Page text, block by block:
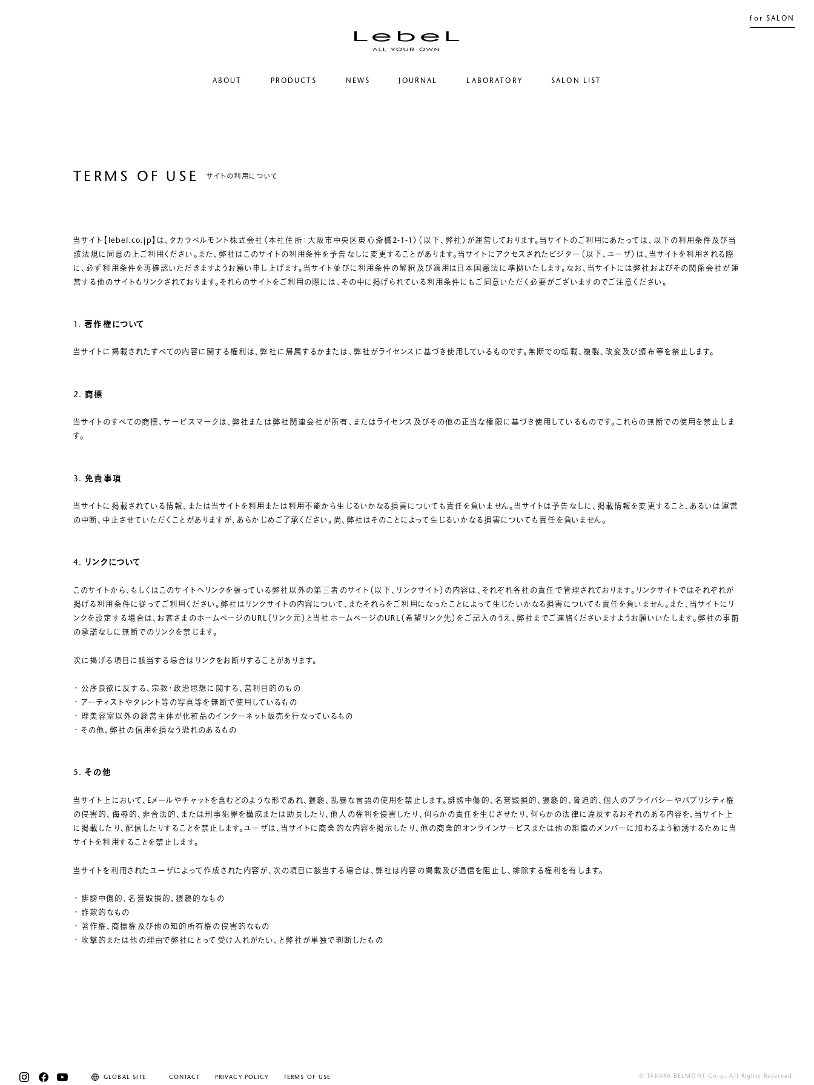
ABOUT PRODUCTS NEWS JOURNAL LABORATORY SALON LIST
for SALON
TERMS OF USE サイトの利用について
当サイト【lebel.co.jp】は、タカラベルモント株式会社〈本社住所：大阪市中央区東心斎橋2-1-1〉（以下、弊社）が運営しております。当サイトのご利用にあたっては、以下の利用条件及び当
該法規に同意の上ご利用ください。また、弊社はこのサイトの利用条件を予告なしに変更することがあります。当サイトにアクセスされたビジター（以下、ユーザ）は、当サイトを利用される際
に、必ず利用条件を再確認いただきますようお願い申し上げます。当サイト並びに利用条件の解釈及び適用は日本国憲法に準拠いたします。なお、当サイトには弊社およびその関係会社が運
営する他のサイトもリンクされております。それらのサイトをご利用の際には、その中に掲げられている利用条件にもご同意いただく必要がございますのでご注意ください。
1. 著作権について
当サイトに掲載されたすべての内容に関する権利は、弊社に帰属するかまたは、弊社がライセンスに基づき使用しているものです。無断での転載、複製、改変及び頒布等を禁止します。
2. 商標
当サイトのすべての商標、サービスマークは、弊社または弊社関連会社が所有、またはライセンス及びその他の正当な権限に基づき使用しているものです。これらの無断での使用を禁止しま
す。
3. 免責事項
当サイトに掲載されている情報、または当サイトを利用または利用不能から生じるいかなる損害についても責任を負いません。当サイトは予告なしに、掲載情報を変更すること、あるいは運営
の中断、中止させていただくことがありますが、あらかじめご了承ください。尚、弊社はそのことによって生じるいかなる損害についても責任を負いません。
4. リンクについて
このサイトから、もしくはこのサイトへリンクを張っている弊社以外の第三者のサイト（以下、リンクサイト）の内容は、それぞれ各社の責任で管理されております。リンクサイトではそれぞれが
掲げる利用条件に従ってご利用ください。弊社はリンクサイトの内容について、またそれらをご利用になったことによって生じたいかなる損害についても責任を負いません。また、当サイトにリ
ンクを設定する場合は、お客さまのホームページのURL（リンク元）と当社ホームページのURL（希望リンク先）をご記入のうえ、弊社までご連絡くださいますようお願いいたします。弊社の事前
の承諾なしに無断でのリンクを禁じます。
次に掲げる項目に該当する場合はリンクをお断りすることがあります。
公序良欲に反する、宗教・政治思想に関する、営利目的のもの
アーティストやタレント等の写真等を無断で使用しているもの
理美容室以外の経営主体が化粧品のインターネット販売を行なっているもの
その他、弊社の信用を損なう恐れのあるもの
5. その他
当サイト上において、Eメールやチャットを含むどのような形であれ、猥褻、乱暴な言語の使用を禁止します。誹謗中傷的、名誉毀損的、猥褻的、脅迫的、個人のプライバシーやパブリシティ権
の侵害的、侮辱的、非合法的、または刑事犯罪を構成または助長したり、他人の権利を侵害したり、何らかの責任を生じさせたり、何らかの法律に違反するおそれのある内容を、当サイト上
に掲載したり、配信したりすることを禁止します。ユーザは、当サイトに商業的な内容を掲示したり、他の商業的オンラインサービスまたは他の組織のメンバーに加わるよう勧誘するために当
サイトを利用することを禁止します。
当サイトを利用されたユーザによって作成された内容が、次の項目に該当する場合は、弊社は内容の掲載及び通信を阻止し、排除する権利を有します。
誹謗中傷的、名誉毀損的、猥褻的なもの
詐欺的なもの
著作権、商標権及び他の知的所有権の侵害的なもの
攻撃的または他の理由で弊社にとって受け入れがたい、と弊社が単独で判断したもの
CONTACT PRIVACY POLICY TERMS OF USE
GLOBAL SITE © TAKARA BELMONT Corp. All Rights Reserved.